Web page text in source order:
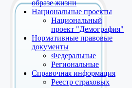
образе жизни
Национальные проекты
Национальный
проект "Демография"
Нормативные правовые
документы
Федеральные
Региональные
Справочная информация
Реестр страховых